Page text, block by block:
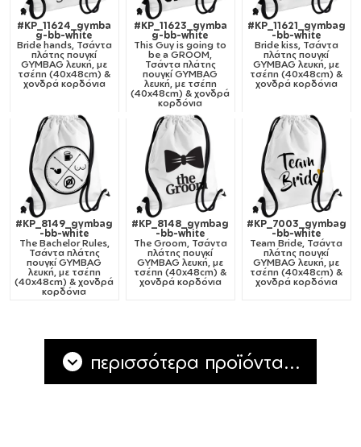
#KP_11624_gymba
g-bb-white
Bride hands, Τσάντα
πλάτης πουγκί
GYMBAG λευκή, με
τσέπη (40x48cm) &
χονδρά κορδόνια
#KP_11623_gymba
g-bb-white
This Guy is going to
be a GROOM,
Τσάντα πλάτης
πουγκί GYMBAG
λευκή, με τσέπη
(40x48cm) & χονδρά
κορδόνια
#KP_11621_gymbag
-bb-white
Bride kiss, Τσάντα
πλάτης πουγκί
GYMBAG λευκή, με
τσέπη (40x48cm) &
χονδρά κορδόνια
#KP_8149_gymbag
-bb-white
The Bachelor Rules,
Τσάντα πλάτης
πουγκί GYMBAG
λευκή, με τσέπη
(40x48cm) & χονδρά
κορδόνια
#KP_8148_gymbag
-bb-white
The Groom, Τσάντα
πλάτης πουγκί
GYMBAG λευκή, με
τσέπη (40x48cm) &
χονδρά κορδόνια
#KP_7003_gymbag
-bb-white
Team Bride, Τσάντα
πλάτης πουγκί
GYMBAG λευκή, με
τσέπη (40x48cm) &
χονδρά κορδόνια
περισσότερα προϊόντα...